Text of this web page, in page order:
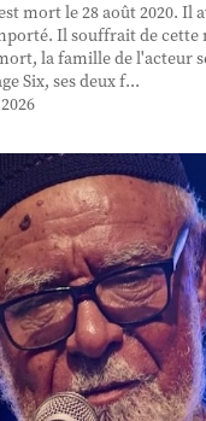
mort le 28 août 2020. Il
Il souffrait de cette
la famille de l'acteur
Six, ses deux f...